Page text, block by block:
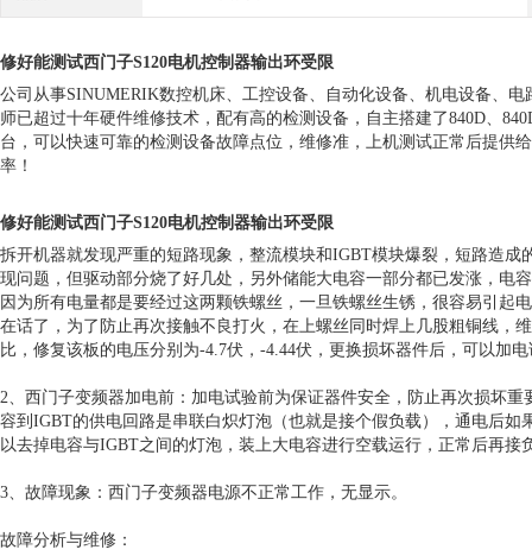
修好能测试西门子S120电机控制器输出环受限
公司从事SINUMERIK数控机床、工控设备、自动化设备、机电设备、
师已超过十年硬件维修技术，配有高的检测设备，自主搭建了840D、
台，可以快速可靠的检测设备故障点位，维修准，上机测试正常后提供
率！
修好能测试西门子S120电机控制器输出环受限
拆开机器就发现严重的短路现象，整流模块和IGBT模块爆裂，短路造
现问题，但驱动部分烧了好几处，另外储能大电容一部分都已发涨，电
因为所有电量都是要经过这两颗铁螺丝，一旦铁螺丝生锈，很容易引起
在话了，为了防止再次接触不良打火，在上螺丝同时焊上几股粗铜线，
比，修复该板的电压分别为-4.7伏，-4.44伏，更换损坏器件后，可以加
2、西门子变频器加电前：加电试验前为保证器件安全，防止再次损坏
容到IGBT的供电回路是串联白炽灯泡（也就是接个假负载），通电后
以去掉电容与IGBT之间的灯泡，装上大电容进行空载运行，正常后再接
3、故障现象：西门子变频器电源不正常工作，无显示。
故障分析与维修：